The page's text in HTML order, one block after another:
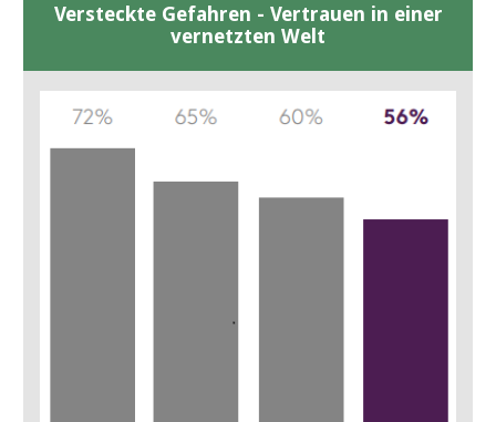
Versteckte Gefahren - Vertrauen in einer
vernetzten Welt